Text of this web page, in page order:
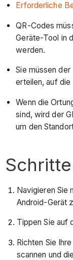
Erforderliche
QR-Codes
Geräte-Tool in
werden.
Sie müssen
erteilen, auf
Wenn die
sind, wird der
um den
Schritte
Navigieren Sie
Android-Gerät
Tippen Sie auf
Richten Sie
scannen und